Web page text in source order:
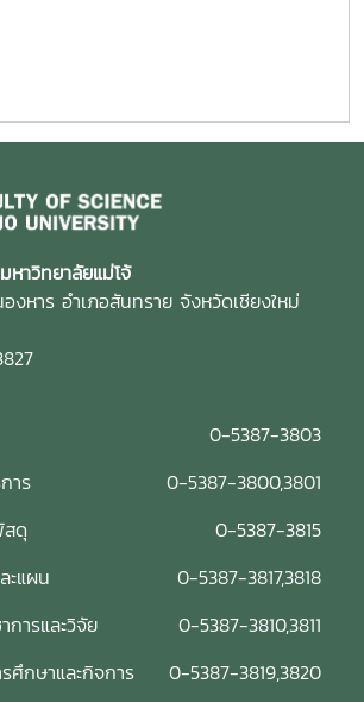
าวิทยาลัยแม่โจ้
หาร อำเภอสันทราย จังหวัดเชียงใหม่
0-5387-3803
าร
0-5387-3800,3801
สดุ
0-5387-3815
ะแผน
0-5387-3817,3818
การและวิจัย
0-5387-3810,3811
ศึกษาและกิจการ
0-5387-3819,3820